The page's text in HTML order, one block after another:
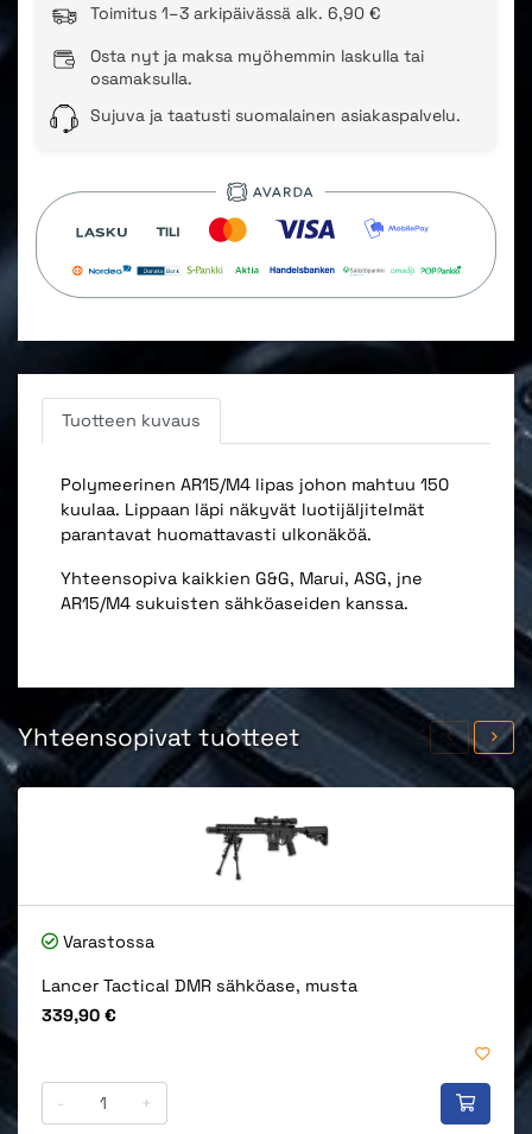
Toimitus 1–3 arkipäivässä alk. 6,90 €
Osta nyt ja maksa myöhemmin laskulla tai
osamaksulla.
Sujuva ja taatusti suomalainen asiakaspalvelu.
Tuotteen kuvaus
Polymeerinen AR15/M4 lipas johon mahtuu 150
kuulaa. Lippaan läpi näkyvät luotijäljitelmät
parantavat huomattavasti ulkonäköä.
Yhteensopiva kaikkien G&G, Marui, ASG, jne
AR15/M4 sukuisten sähköaseiden kanssa.
Yhteensopivat tuotteet
Varastossa
Lancer Tactical DMR sähköase, musta
Hinta
339,90 €
- +